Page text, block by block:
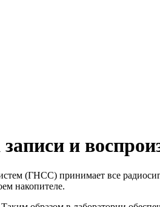
записи и
(ГНСС) принимает все
накопителе.